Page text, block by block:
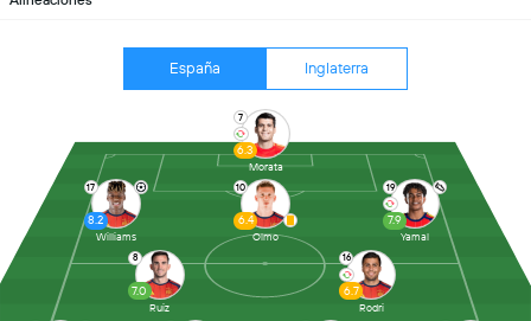
España Inglaterra
8
7.0
Ruiz
16
6.7
Rodri
17
8.2
Williams
10
6.4
Olmo
19
7.9
Yamal
7
6.3
Morata